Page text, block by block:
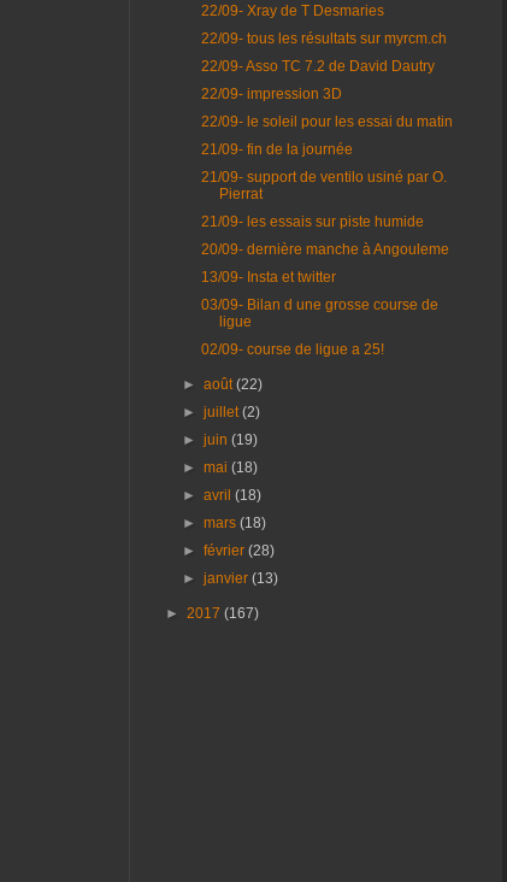
22/09- Xray de T Desmaries
22/09- tous les résultats sur myrcm.ch
22/09- Asso TC 7.2 de David Dautry
22/09- impression 3D
22/09- le soleil pour les essai du matin
21/09- fin de la journée
21/09- support de ventilo usiné par O.
Pierrat
21/09- les essais sur piste humide
20/09- dernière manche à Angouleme
13/09- Insta et twitter
03/09- Bilan d une grosse course de
ligue
02/09- course de ligue a 25!
►août(22)
►juillet(2)
►juin(19)
►mai(18)
►avril(18)
►mars(18)
►février(28)
►janvier(13)
► 2017 (167)